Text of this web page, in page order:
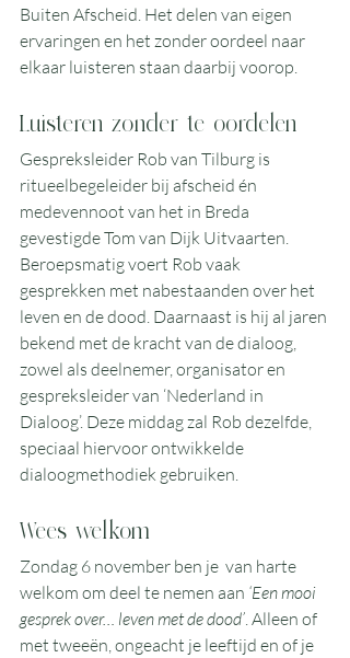
Buiten Afscheid. Het delen van eigen
ervaringen en het zonder oordeel naar
elkaar luisteren staan daarbij voorop.
Luisteren zonder te oordelen
Gespreksleider Rob van Tilburg is
ritueelbegeleider bij afscheid én
medevennoot van het in Breda
gevestigde Tom van Dijk Uitvaarten.
Beroepsmatig voert Rob vaak
gesprekken met nabestaanden over het
leven en de dood. Daarnaast is hij al jaren
bekend met de kracht van de dialoog,
zowel als deelnemer, organisator en
gespreksleider van ‘Nederland in
Dialoog’. Deze middag zal Rob dezelfde,
speciaal hiervoor ontwikkelde
dialoogmethodiek gebruiken.
Wees welkom
Zondag 6 november ben je  van harte
welkom om deel te nemen aan ‘Een mooi
gesprek over… leven met de dood’. Alleen of
met tweeën, ongeacht je leeftijd en of je